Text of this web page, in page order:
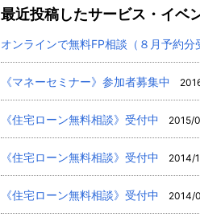
最近投稿したサービス・イベ
オンラインで無料FP相談（８月予約分
《マネーセミナー》参加者募集中
《住宅ローン無料相談》受付中 2015/
《住宅ローン無料相談》受付中 2014/
《住宅ローン無料相談》受付中 2014/